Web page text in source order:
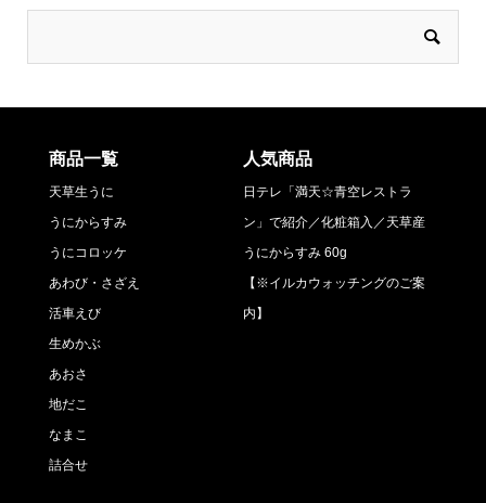
商品一覧
天草生うに
うにからすみ
うにコロッケ
あわび・さざえ
活車えび
生めかぶ
あおさ
地だこ
なまこ
詰合せ
人気商品
日テレ「満天☆青空レストラ
ン」で紹介／化粧箱入／天草産
うにからすみ 60g
【※イルカウォッチングのご案
内】